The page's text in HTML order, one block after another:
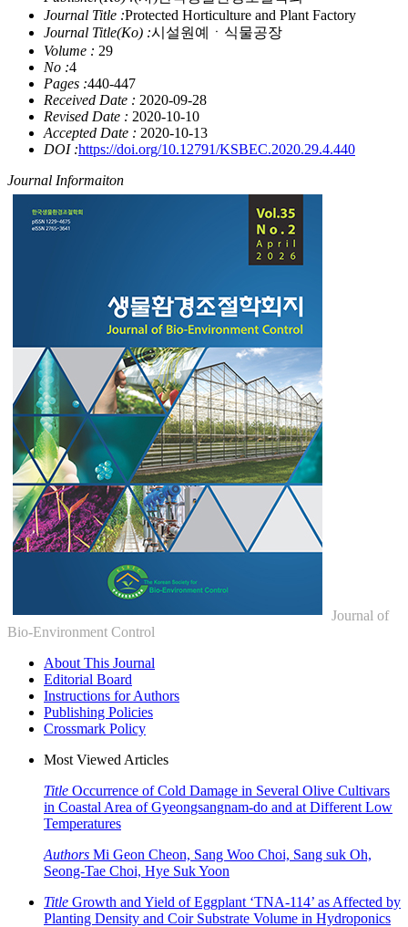
Journal Title :Protected Horticulture and Plant Factory
Journal Title(Ko) :시설원예ㆍ식물공장
Volume : 29
No :4
Pages :440-447
Received Date : 2020-09-28
Revised Date : 2020-10-10
Accepted Date : 2020-10-13
DOI :https://doi.org/10.12791/KSBEC.2020.29.4.440
Journal Informaiton
Journal of
Bio-Environment Control
About This Journal
Editorial Board
Instructions for Authors
Publishing Policies
Crossmark Policy
Most Viewed Articles
Title Occurrence of Cold Damage in Several Olive Cultivars
in Coastal Area of Gyeongsangnam-do and at Different Low
Temperatures
Authors Mi Geon Cheon, Sang Woo Choi, Sang suk Oh,
Seong-Tae Choi, Hye Suk Yoon
Title Growth and Yield of Eggplant ‘TNA-114’ as Affected by
Planting Density and Coir Substrate Volume in Hydroponics